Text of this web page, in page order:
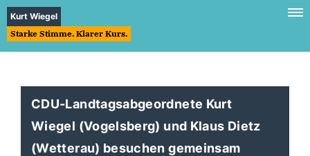
Kurt Wiegel
Starke Stimme. Klarer Kurs.
CDU-Landtagsabgeordnete Kurt
Wiegel (Vogelsberg) und Klaus Dietz
(Wetterau) besuchen gemeinsam